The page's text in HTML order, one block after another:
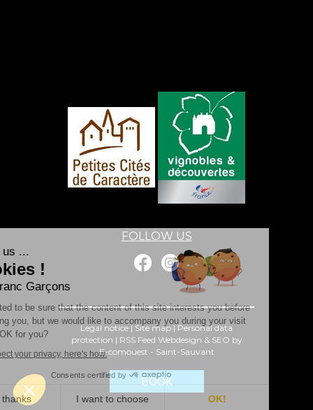
BOOK
FOLLOW US
Legal notice|Site map|Personal data
protection | RSS Feed Webdesign & SEO by
E-comouest - Saint-Sauvant
Hi it's us ...
Cookies !
Les Franc Garçons
We waited to be sure that the content of this site interests you before
disturbing you, but we would like to accompany you during your visit
... Is it OK for you?
We respect your privacy, here's how.
Consents certified by
No, thanks I want to choose